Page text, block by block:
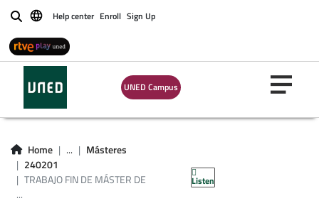
BuscarHelp center Enroll Sign Up
UNED Campus
Home ...
Másteres
240201
TRABAJO FIN DE MÁSTER DE
...
Listen
LITERATURAS
HISPÁNICAS
(CATALANA,
GALLEGA Y VASCA)
EN CONTEXTO
EUROPEO